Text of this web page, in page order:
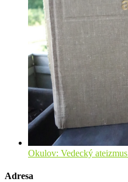
Okulov: Vedecký ateizmus
Adresa